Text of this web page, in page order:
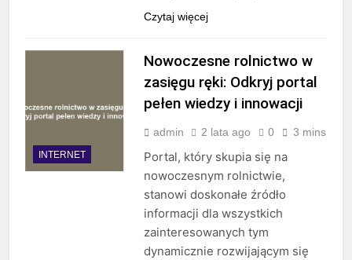
Czytaj więcej
INTERNET
Nowoczesne rolnictwo w
zasięgu ręki: Odkryj portal
pełen wiedzy i innowacji
admin 2 lata ago 0 3 mins
Portal, który skupia się na
nowoczesnym rolnictwie,
stanowi doskonałe źródło
informacji dla wszystkich
zainteresowanych tym
dynamicznie rozwijającym się